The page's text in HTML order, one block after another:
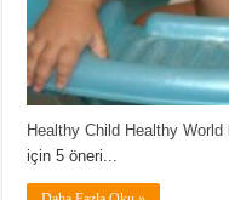
Healthy Child Healthy World
için 5 öneri...